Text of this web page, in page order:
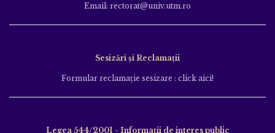
Email: rectorat@univ.utm.ro
Sesizări și Reclamații
Formular reclamație sesizare : click aici!
Legea 544/2001 - Informații de interes public